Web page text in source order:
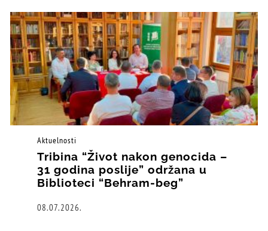
Aktuelnosti
Tribina “Život nakon genocida –
31 godina poslije” održana u
Biblioteci “Behram-beg”
08.07.2026.